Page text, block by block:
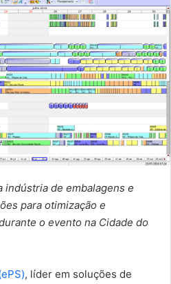
indústria de embalagens e
para otimização e
o evento na Cidade do
, líder em soluções de